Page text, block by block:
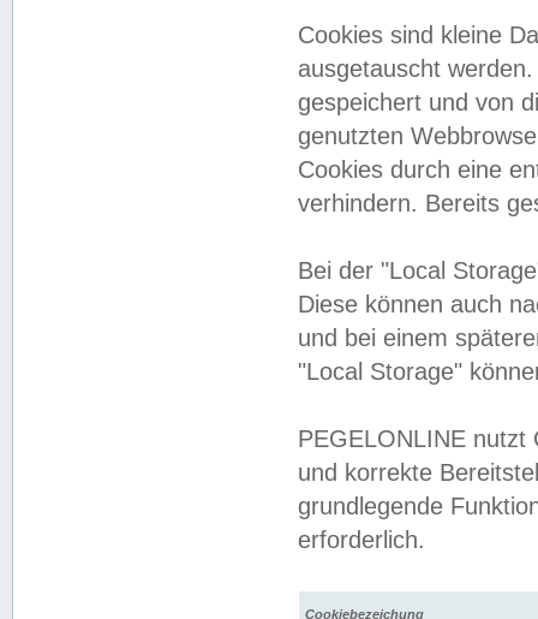
Cookies sind kleine
ausgetauscht
gespeichert und von
genutzten
Cookies durch eine
verhindern. Bereits
Bei der "Local
Diese können auch
und bei einem
"Local Storage"
PEGELONLINE nutzt
und korrekte
grundlegende
erforderlich.
Cookiebezeichung